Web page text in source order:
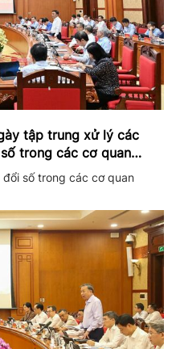
tập trung xử lý các
trong các cơ quan
số trong các cơ quan